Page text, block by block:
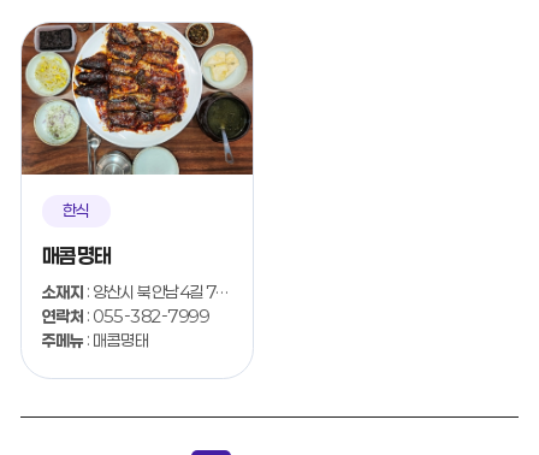
한식
매콤명태
소재지 : 양산시 북안남4길 7-29
연락처 : 055-382-7999
주메뉴 : 매콤명태